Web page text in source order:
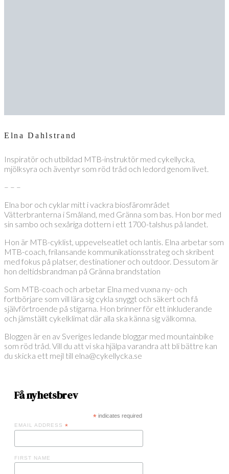
Elna Dahlstrand
Inspiratör och utbildad MTB-instruktör med cykellycka,
mjölksyra och äventyr som röd tråd och ledord genom livet.
– – –
Elna bor och cyklar mitt i vackra biosfärområdet
Vätterbranterna i Småland, med Gränna som bas. Hon bor med
sin sambo och sexåriga dottern i ett 1700-talshus på landet.
Hon är MTB-cyklist, uppevelseatlet och lantis. Elna arbetar som
MTB-coach, frilansande kommunikationsstrateg och skribent
med fokus på platser, destinationer och outdoor. Dessutom är
hon deltidsbrandman på Gränna brandstation
Som MTB-coach och arbetar Elna med vuxna ny- och
fortbörjare som vill lära sig cykla snyggt och säkert och få
självförtroende på stigarna. Hon brinner för ett inkluderande
och jämställt cykelklimat där alla ska känna sig välkomna.
Bloggen är en av Sveriges ledande bloggar med mountainbike
som röd tråd. Vill du att vi ska hjälpa varandra att bli bättre kan
du skicka ett mejl till elna@cykellycka.se
Få nyhetsbrev
*indicates required
EMAIL ADDRESS *
FIRST NAME